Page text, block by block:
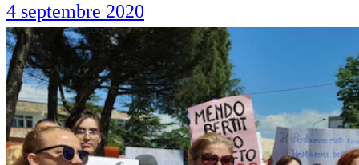
4 septembre 2020